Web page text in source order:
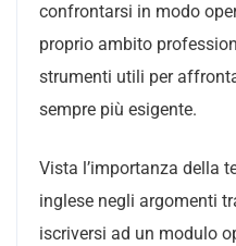
confrontarsi in modo
proprio ambito
strumenti utili per
sempre più esigente.
Vista l’importanza della
inglese negli argomenti
iscriversi ad un modulo